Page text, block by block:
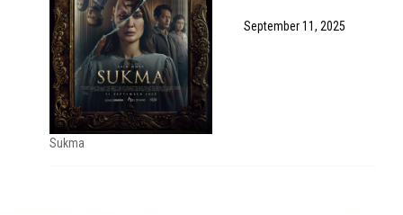
Sukma
September 11, 2025